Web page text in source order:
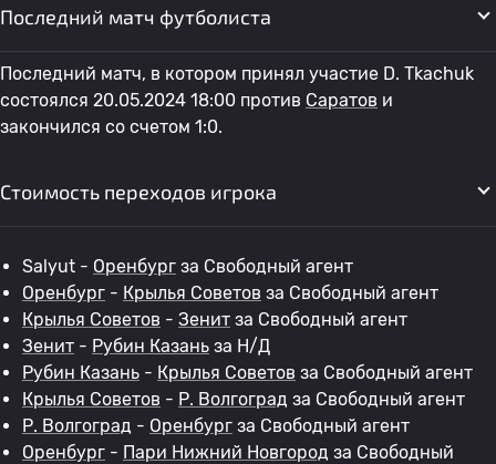
Последний матч футболиста
Последний матч, в котором принял участие D. Tkachuk
состоялся 20.05.2024 18:00 против Саратов и
закончился со счетом 1:0.
Стоимость переходов игрока
Salyut - Оренбург за Свободный агент
Оренбург - Крылья Советов за Свободный агент
Крылья Советов - Зенит за Свободный агент
Зенит - Рубин Казань за Н/Д
Рубин Казань - Крылья Советов за Свободный агент
Крылья Советов - Р. Волгоград за Свободный агент
Р. Волгоград - Оренбург за Свободный агент
Оренбург - Пари Нижний Новгород за Свободный